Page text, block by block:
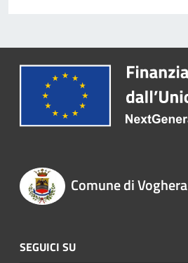
Comune di Voghera
SEGUICI SU